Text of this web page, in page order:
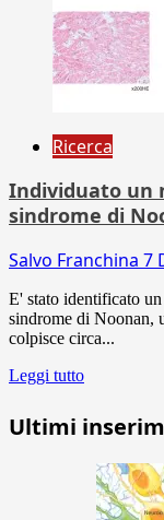
Ricerca
Individuato un
sindrome di
Salvo Franchina 7
E' stato identificato
sindrome di Noonan,
colpisce circa...
Leggi tutto
Ultimi